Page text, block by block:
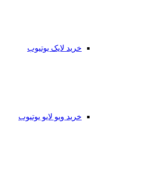
خرید لایک یوتیوب
خرید ویو لایو یوتیوب